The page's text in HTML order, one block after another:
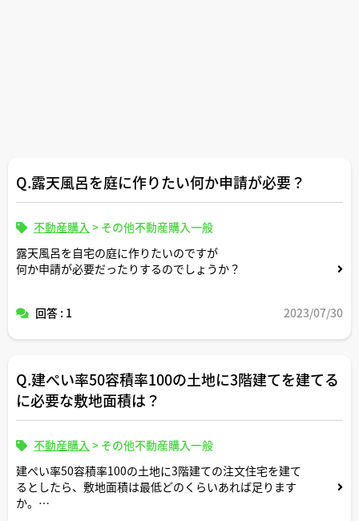
Q.露天風呂を庭に作りたい何か申請が必要？
不動産購入 > その他不動産購入一般
露天風呂を自宅の庭に作りたいのですが
何か申請が必要だったりするのでしょうか？
回答 : 1 2023/07/30
Q.建ぺい率50容積率100の土地に3階建てを建てる
に必要な敷地面積は？
不動産購入 > その他不動産購入一般
建ぺい率50容積率100の土地に3階建ての注文住宅を建て
るとしたら、敷地面積は最低どのくらいあれば足ります
か。